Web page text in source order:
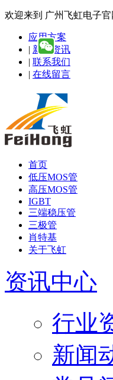
欢迎来到 广州飞虹电子官
应用方案
| 新闻资讯
| 联系我们
| 在线留言
首页
低压MOS管
高压MOS管
IGBT
三端稳压管
三极管
肖特基
关于飞虹
资讯中心
行业
新闻